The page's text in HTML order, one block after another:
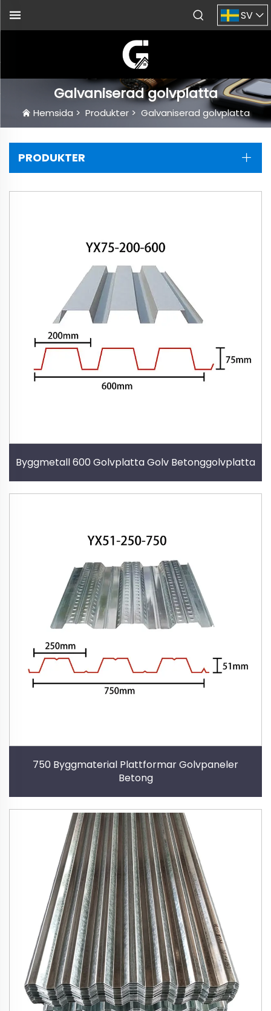
SV
Galvaniserad golvplatta
Hemsida > Produkter> Galvaniserad golvplatta
PRODUKTER
Byggmetall 600 Golvplatta Golv Betonggolvplatta
750 Byggmaterial Plattformar Golvpaneler
Betong